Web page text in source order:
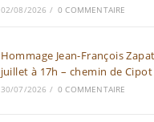
02/08/2026 / 0 COMMENTAIRE
Hommage Jean-François
juillet à 17h – chemin de Cipot
30/07/2026 / 0 COMMENTAIRE